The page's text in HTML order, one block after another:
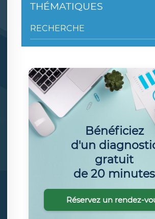
THÉMATIQUES
Bénéficiez
d'un
gratuit
de 20 minutes
Réservez un rendez-